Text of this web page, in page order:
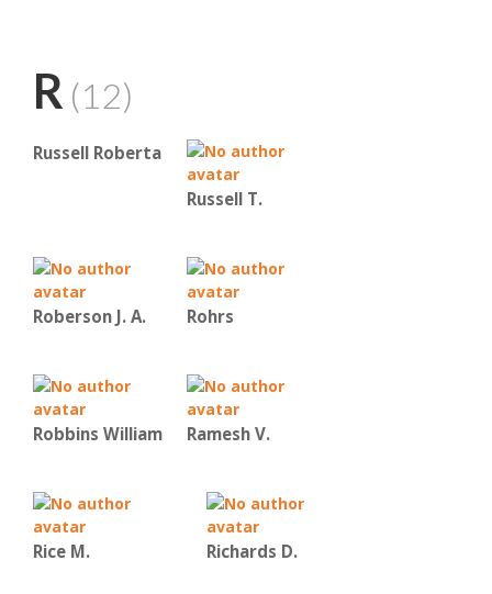
R (12)
Russell Roberta
Russell T.
Roberson J. A. Rohrs
Robbins William Ramesh V.
Rice Μ. Richards D.